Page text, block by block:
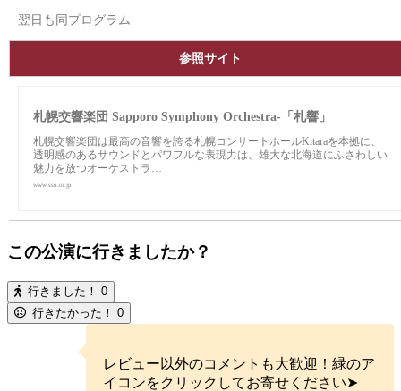
翌日も同プログラム
参照サイト
札幌交響楽団 Sapporo Symphony Orchestra-「札響」
札幌交響楽団は最高の音響を誇る札幌コンサートホールKitaraを本拠に、
透明感のあるサウンドとパワフルな表現力は、雄大な北海道にふさわしい
魅力を放つオーケストラ…
www.sso.or.jp
この公演に行きましたか？
行きました！ 0
行きたかった！ 0
レビュー以外のコメントも大歓迎！緑のア
イコンをクリックしてお寄せください➤